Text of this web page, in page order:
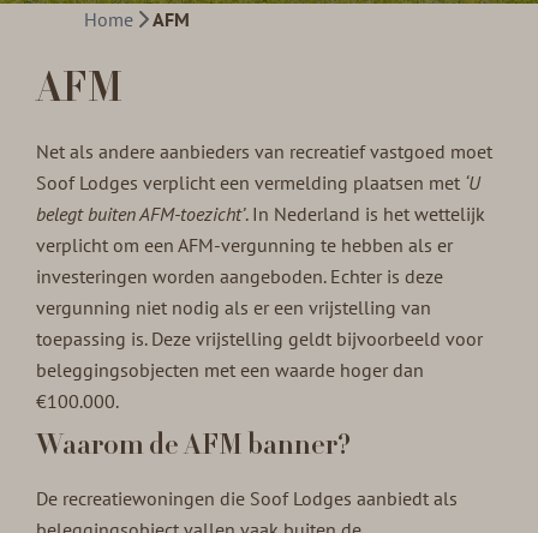
Home AFM
AFM
Net als andere aanbieders van recreatief vastgoed moet
Soof Lodges verplicht een vermelding plaatsen met ‘U
belegt buiten AFM-toezicht’. In Nederland is het wettelijk
verplicht om een AFM-vergunning te hebben als er
investeringen worden aangeboden. Echter is deze
vergunning niet nodig als er een vrijstelling van
toepassing is. Deze vrijstelling geldt bijvoorbeeld voor
beleggingsobjecten met een waarde hoger dan
€100.000.
Waarom de AFM banner?
De recreatiewoningen die Soof Lodges aanbiedt als